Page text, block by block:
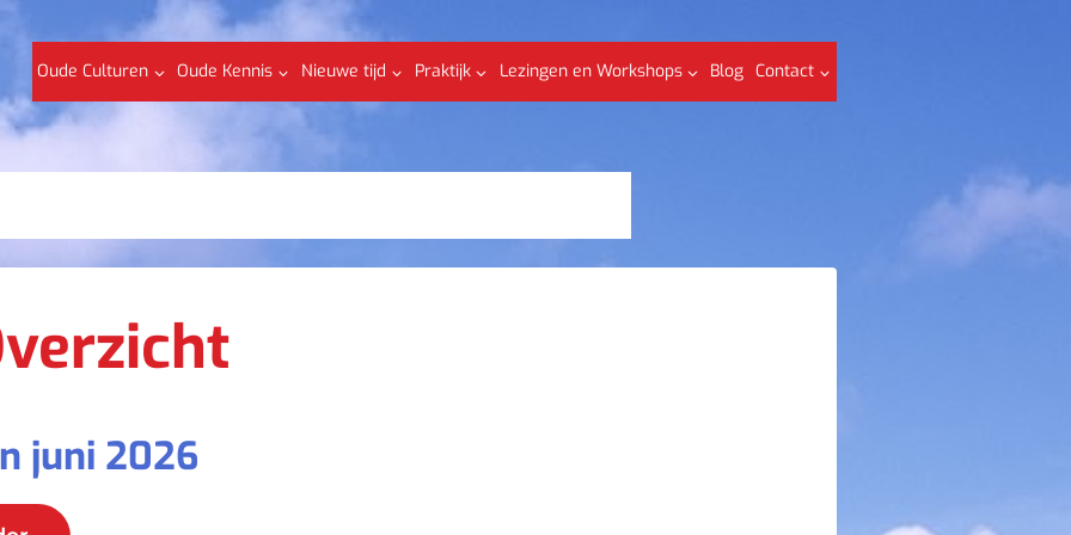
Oude Culturen Oude Kennis Nieuwe tijd Praktijk Lezingen en Workshops Blog Contact
juni 2026